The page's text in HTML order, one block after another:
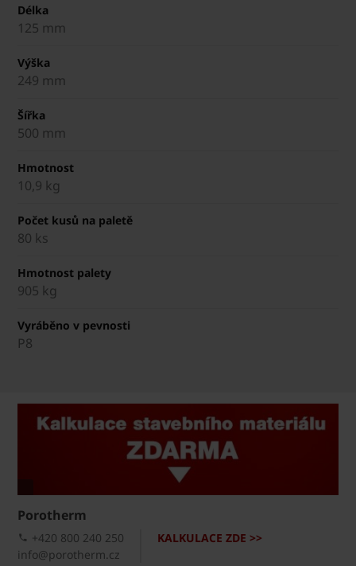
Délka
125 mm
Výška
249 mm
Šířka
500 mm
Hmotnost
10,9 kg
Počet kusů na paletě
80 ks
Hmotnost palety
905 kg
Vyráběno v pevnosti
P8
Porotherm
KALKULACE ZDE >>
+420 800 240 250
info@porotherm.cz